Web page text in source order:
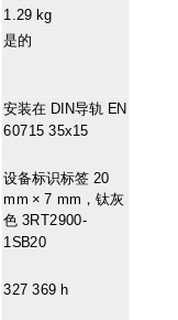
1.29 kg
是的
安装在 DIN导轨 EN
60715 35x15
设备标识标签 20
mm × 7 mm，钛灰
色 3RT2900-
1SB20
327 369 h